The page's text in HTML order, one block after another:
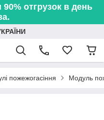
отгрузок в день
пожежогасіння Модуль